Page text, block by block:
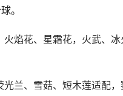
。
焰花、星霜花，火武、
兰、雪菇、短木莲适配